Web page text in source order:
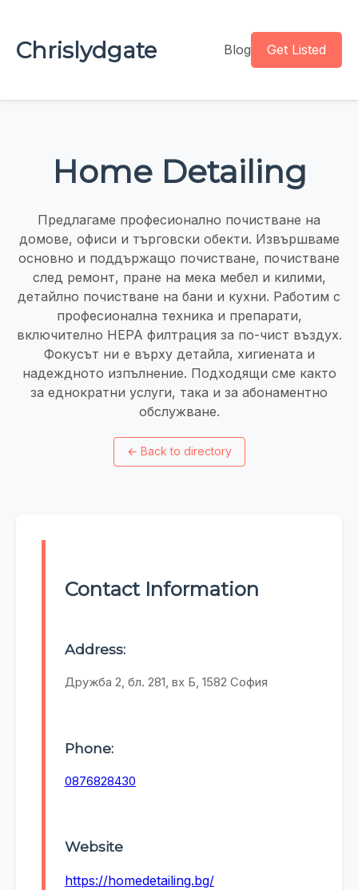
Chrislydgate Blog Get Listed
Home Detailing
Предлагаме професионално почистване на
домове, офиси и търговски обекти. Извършваме
основно и поддържащо почистване, почистване
след ремонт, пране на мека мебел и килими,
детайлно почистване на бани и кухни. Работим с
професионална техника и препарати,
включително HEPA филтрация за по-чист въздух.
Фокусът ни е върху детайла, хигиената и
надеждното изпълнение. Подходящи сме както
за еднократни услуги, така и за абонаментно
обслужване.
← Back to directory
Contact Information
Address:
Дружба 2, бл. 281, вх Б, 1582 София
Phone:
0876828430
Website
https://homedetailing.bg/